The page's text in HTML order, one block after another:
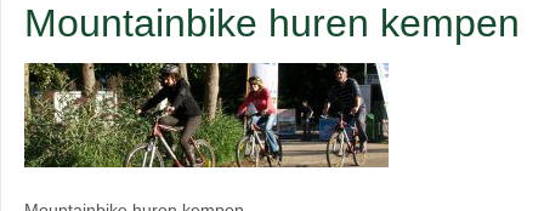
Mountainbike huren kempen